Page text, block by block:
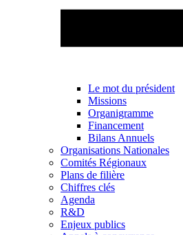
Le mot du président
Missions
Organigramme
Financement
Bilans Annuels
Organisations Nationales
Comités Régionaux
Plans de filière
Chiffres clés
Agenda
R&D
Enjeux publics